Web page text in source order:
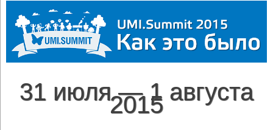
31 июля — 1 августа
2015